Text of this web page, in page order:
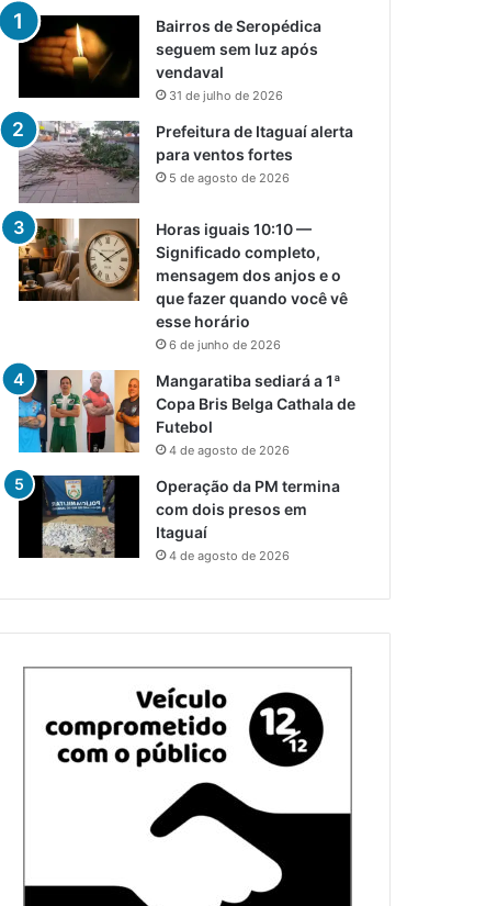
Bairros de Seropédica
seguem sem luz após
vendaval
31 de julho de 2026
Prefeitura de Itaguaí alerta
para ventos fortes
5 de agosto de 2026
Horas iguais 10:10 —
Significado completo,
mensagem dos anjos e o
que fazer quando você vê
esse horário
6 de junho de 2026
Mangaratiba sediará a 1ª
Copa Bris Belga Cathala de
Futebol
4 de agosto de 2026
Operação da PM termina
com dois presos em
Itaguaí
4 de agosto de 2026